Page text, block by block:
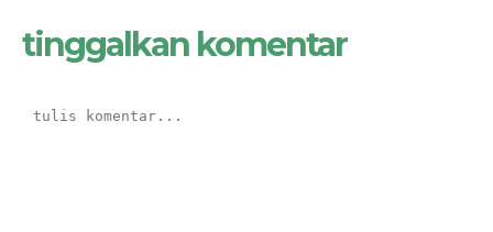
tinggalkan komentar